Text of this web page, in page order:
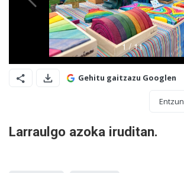
Gehitu gaitzazu Googlen
Entzun
Larraulgo azoka iruditan.